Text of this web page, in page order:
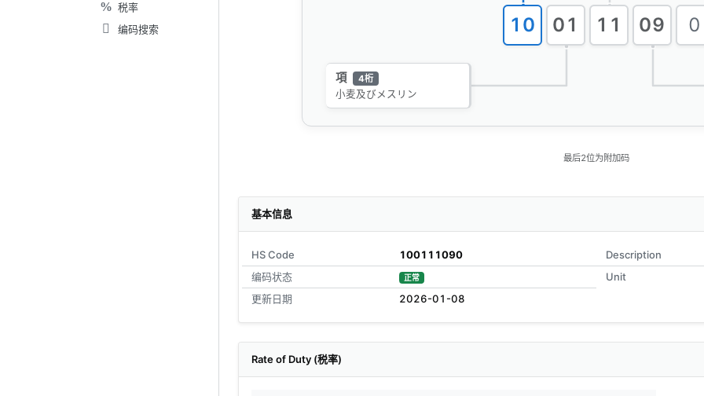
税率
编码搜索
10 01 11 09 0
項 4桁
小麦及びメスリン
最后2位为附加码
基本信息
HS Code
100111090
编码状态
正常
更新日期 2026-01-08
Description
Unit
Rate of Duty (税率)